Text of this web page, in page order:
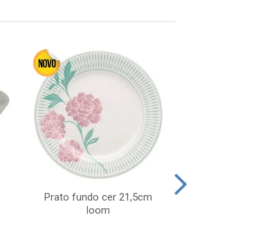
Prato fundo cer 21,5cm
loom